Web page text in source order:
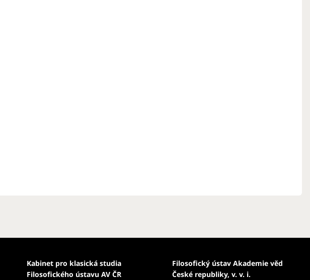
Kabinet pro klasická studia
Filosofického ústavu AV ČR
Filosofický ústav Akademie věd
České republiky, v. v. i.